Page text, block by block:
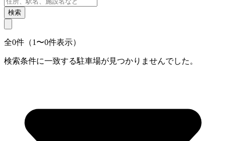
検索
全0件（1〜0件表示）
検索条件に一致する駐車場が見つかりませんでした。